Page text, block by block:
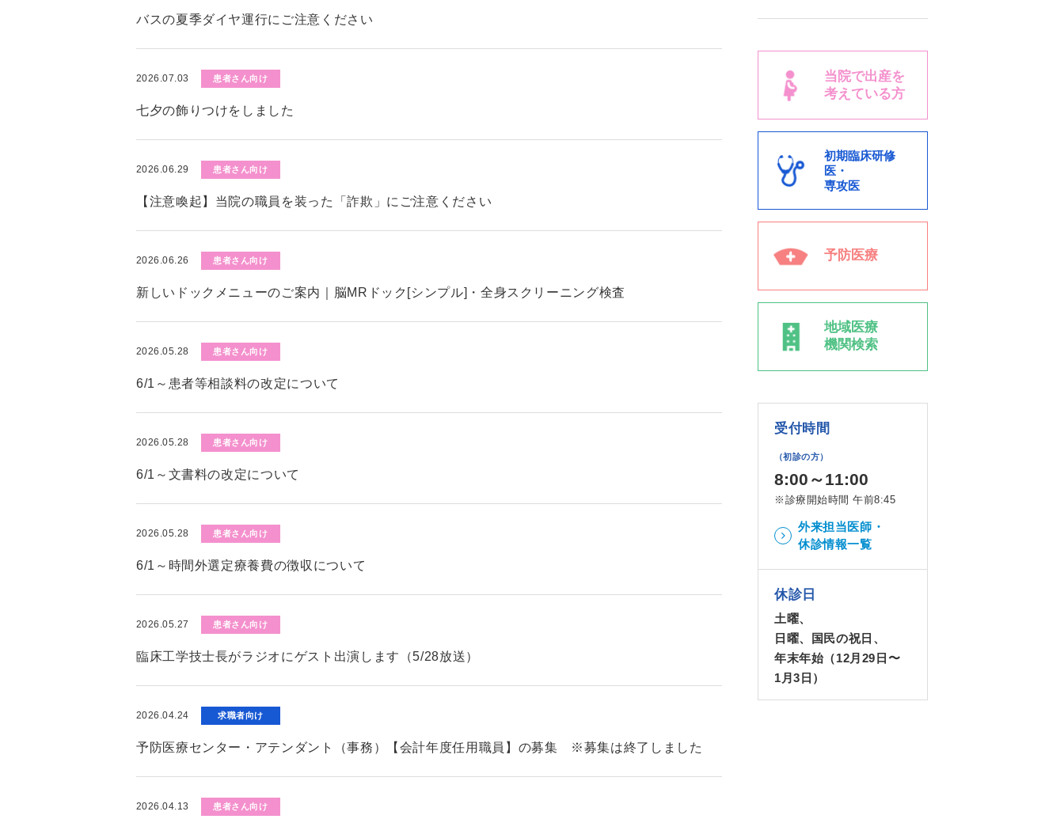
バスの夏季ダイヤ運行にご注意ください
2026.07.03 患者さん向け
七夕の飾りつけをしました
2026.06.29 患者さん向け
【注意喚起】当院の職員を装った「詐欺」にご注意ください
2026.06.26 患者さん向け
新しいドックメニューのご案内｜脳MRドック[シンプル]・全身スクリーニング検査
2026.05.28 患者さん向け
6/1～患者等相談料の改定について
2026.05.28 患者さん向け
6/1～文書料の改定について
2026.05.28 患者さん向け
6/1～時間外選定療養費の徴収について
2026.05.27 患者さん向け
臨床工学技士長がラジオにゲスト出演します（5/28放送）
2026.04.24 求職者向け
予防医療センター・アテンダント（事務）【会計年度任用職員】の募集 ※募集は終了しました
2026.04.13 患者さん向け
当院で出産を
考えている方
初期臨床研修
医・
専攻医
予防医療
地域医療
機関検索
受付時間
（初診の方）
8:00～11:00
※診療開始時間 午前8:45
外来担当医師・
休診情報一覧
休診日
土曜、
日曜、国民の祝日、
年末年始（12月29日〜
1月3日）